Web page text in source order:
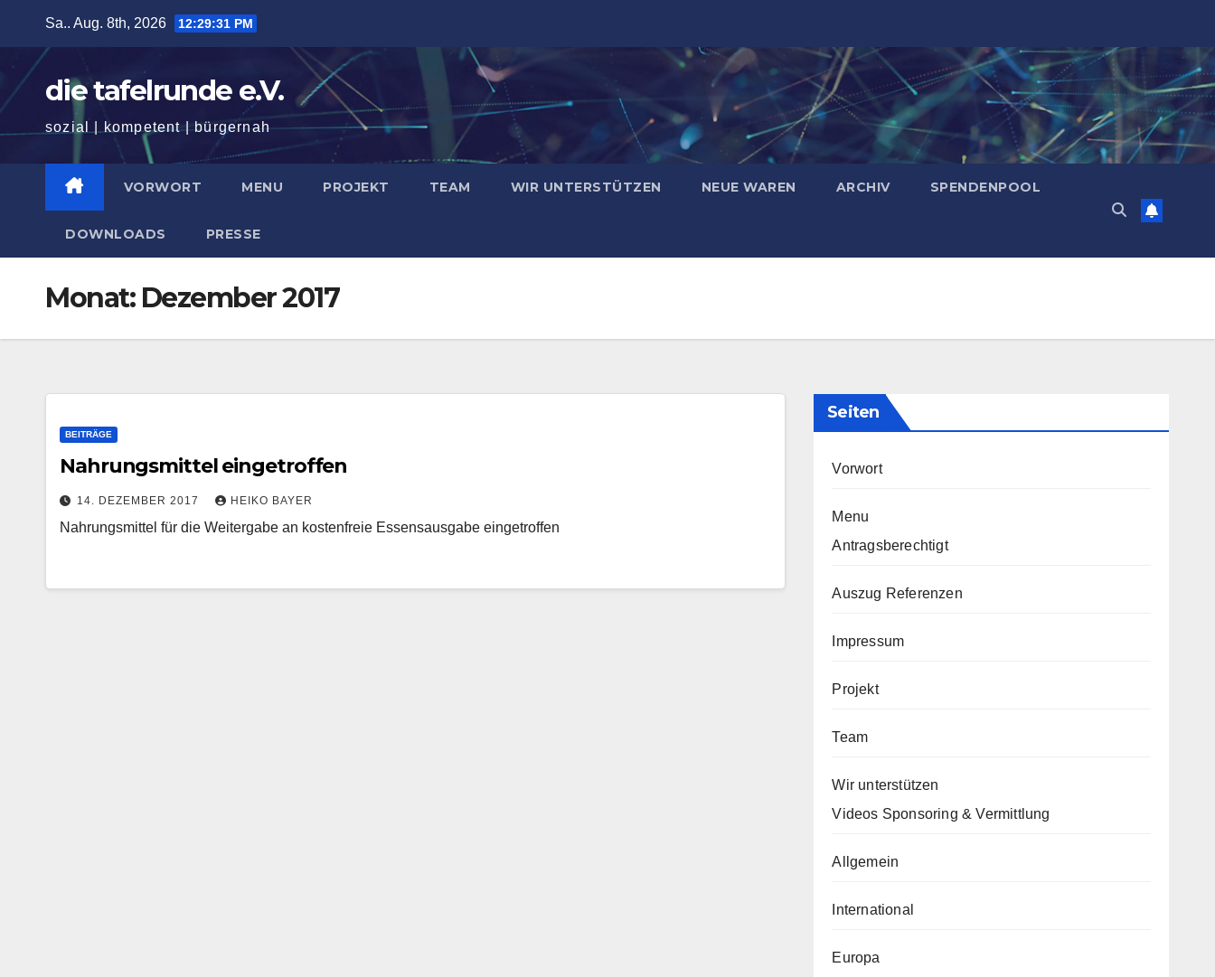
springen
Sa.. Aug. 8th, 2026 12:29:32 PM
die tafelrunde e.V.
sozial | kompetent | bürgernah
VORWORT MENU PROJEKT TEAM WIR UNTERSTÜTZEN NEUE WAREN ARCHIV SPENDENPOOL
DOWNLOADS PRESSE
Monat: Dezember 2017
BEITRÄGE
Nahrungsmittel eingetroffen
14. DEZEMBER 2017 HEIKO BAYER
Nahrungsmittel für die Weitergabe an kostenfreie Essensausgabe eingetroffen
Seiten
Vorwort
Menu
Antragsberechtigt
Auszug Referenzen
Impressum
Projekt
Team
Wir unterstützen
Videos Sponsoring & Vermittlung
Allgemein
International
Europa